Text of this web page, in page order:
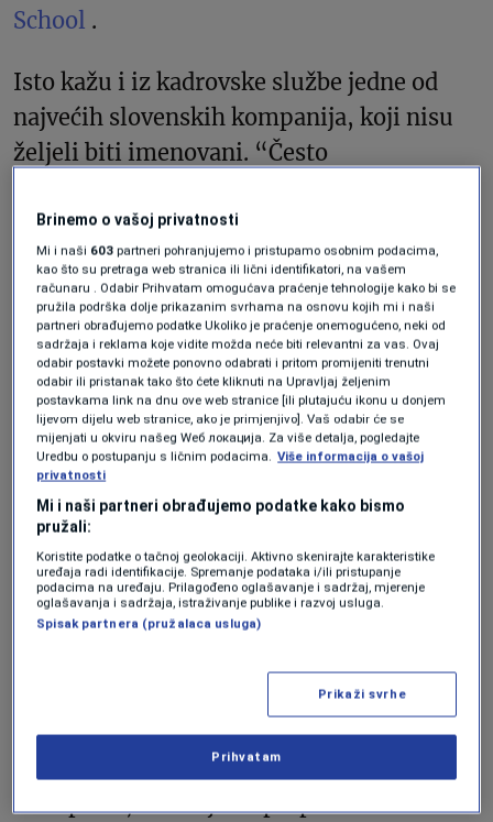
School .
Isto kažu i iz kadrovske službe jedne od
najvećih slovenskih kompanija, koji nisu
željeli biti imenovani. “Često
veću platu. Ne možete to tražiti samo zato
što mislite da vam pripada. U firmama
postoje sistemi plata i vrednovanja
poslova. Kada sa nadređenima razgovarate
o većoj plati, morate znati jeste li zaista
napredovali. Jeste li to postigli znanjem i
iskustvom? Jeste li nešto dodatno
doprinijeli firmi?” kaže i dodaje da se lični
zahtjevi za većom platom moraju odvojiti
od općeg povećanja plata u kompanijama
ili usklađivanja s inflacijom.
Dođite na pregovore sa što
Ako je zaposlenik uvjeren da zaslužuje
Brinemo o vašoj privatnosti
Mi i naši 603 partneri pohranjujemo i pristupamo osobnim podacima,
kao što su pretraga web stranica ili lični identifikatori, na vašem
računaru . Odabir Prihvatam omogućava praćenje tehnologije kako bi se
pružila podrška dolje prikazanim svrhama na osnovu kojih mi i naši
partneri obrađujemo podatke Ukoliko je praćenje onemogućeno, neki od
sadržaja i reklama koje vidite možda neće biti relevantni za vas. Ovaj
odabir postavki možete ponovno odabrati i pritom promijeniti trenutni
odabir ili pristanak tako što ćete kliknuti na Upravljaj željenim
postavkama link na dnu ove web stranice [ili plutajuću ikonu u donjem
lijevom dijelu web stranice, ako je primjenjivo]. Vaš odabir će se
mijenjati u okviru našeg Wеб локација. Za više detalja, pogledajte
Uredbu o postupanju s ličnim podacima. Više informacija o vašoj
privatnosti
Mi i naši partneri obrađujemo podatke kako bismo
pružali:
Koristite podatke o tačnoj geolokaciji. Aktivno skenirajte karakteristike
uređaja radi identifikacije. Spremanje podataka i/ili pristupanje
podacima na uređaju. Prilagođeno oglašavanje i sadržaj, mjerenje
oglašavanja i sadržaja, istraživanje publike i razvoj usluga.
Spisak partnera (pružalaca usluga)
Prikaži svrhe
Prihvatam